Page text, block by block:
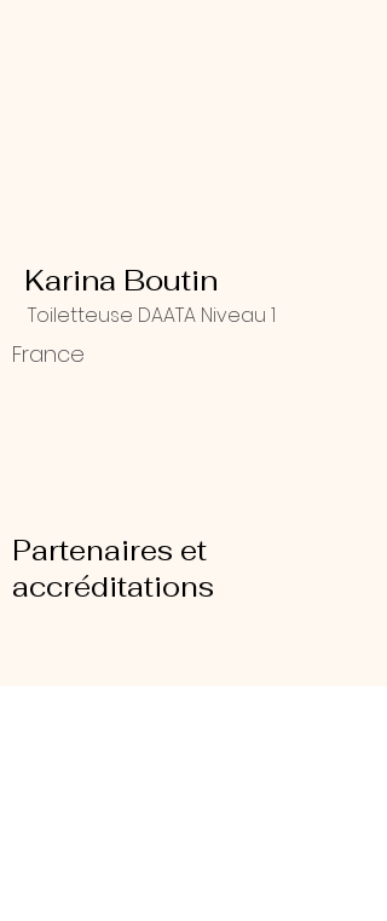
Karina Boutin
Toiletteuse DAATA Niveau 1
France
Partenaires et
accréditations